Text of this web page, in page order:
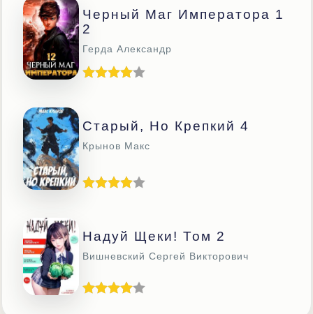
Черный Маг Императора 1
2
Герда Александр
Старый, Но Крепкий 4
Крынов Макс
Надуй Щеки! Том 2
Вишневский Сергей Викторович